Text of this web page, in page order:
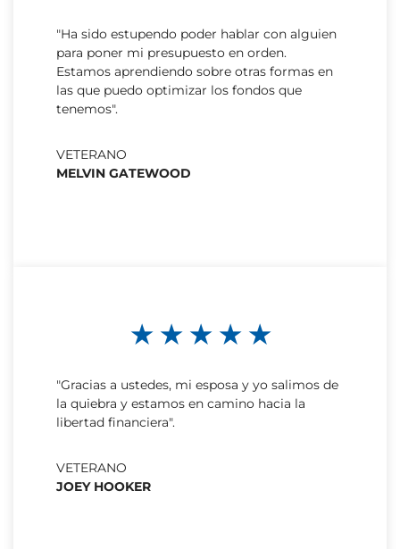
"Ha sido estupendo poder hablar con alguien
para poner mi presupuesto en orden.
Estamos aprendiendo sobre otras formas en
las que puedo optimizar los fondos que
tenemos".
VETERANO
MELVIN GATEWOOD
★ ★ ★ ★ ★
"Gracias a ustedes, mi esposa y yo salimos de
la quiebra y estamos en camino hacia la
libertad financiera".
VETERANO
JOEY HOOKER